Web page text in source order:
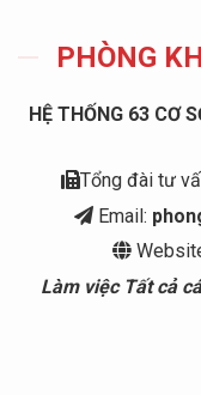
PHÒNG
HỆ THỐNG 63 CƠ
Tổng đài tư
Email:
Làm việc Tất cả